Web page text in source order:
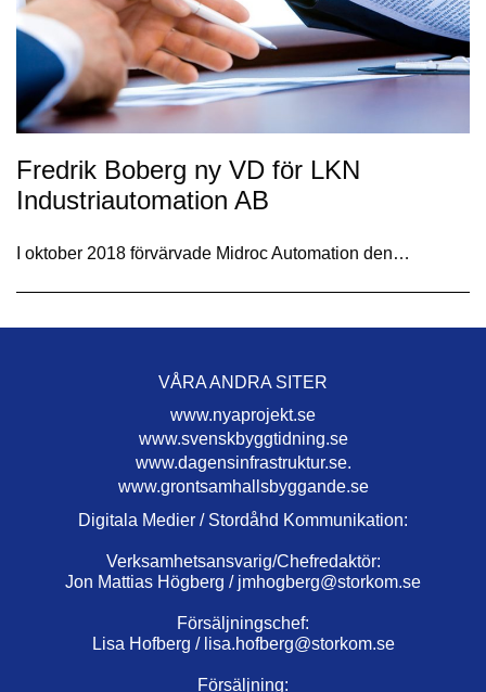
Fredrik Boberg ny VD för LKN
Industriautomation AB
I oktober 2018 förvärvade Midroc Automation den…
VÅRA ANDRA SITER
www.nyaprojekt.se
www.svenskbyggtidning.se
www.dagensinfrastruktur.se.
www.grontsamhallsbyggande.se
Digitala Medier / Stordåhd Kommunikation:
Verksamhetsansvarig/Chefredaktör:
Jon Mattias Högberg / jmhogberg@storkom.se
Försäljningschef:
Lisa Hofberg / lisa.hofberg@storkom.se
Försäljning: